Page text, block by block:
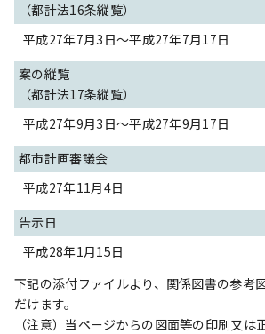
（都計法16条縦覧）
平成27年7月3日～平成27年7月17日
案の縦覧
（都計法17条縦覧）
平成27年9月3日～平成27年9月17日
都市計画審議会
平成27年11月4日
告示日
平成28年1月15日
下記の添付ファイルより、関係図書の参考
だけます。
（注意）当ページからの図面等の印刷又は